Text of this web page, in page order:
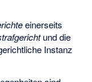
einerseits
und die
Instanz